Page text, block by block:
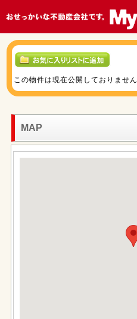
この物件は現在公開しておりません
MAP